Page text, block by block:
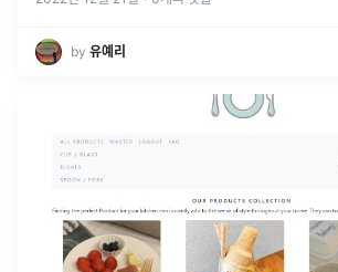
by 유예리